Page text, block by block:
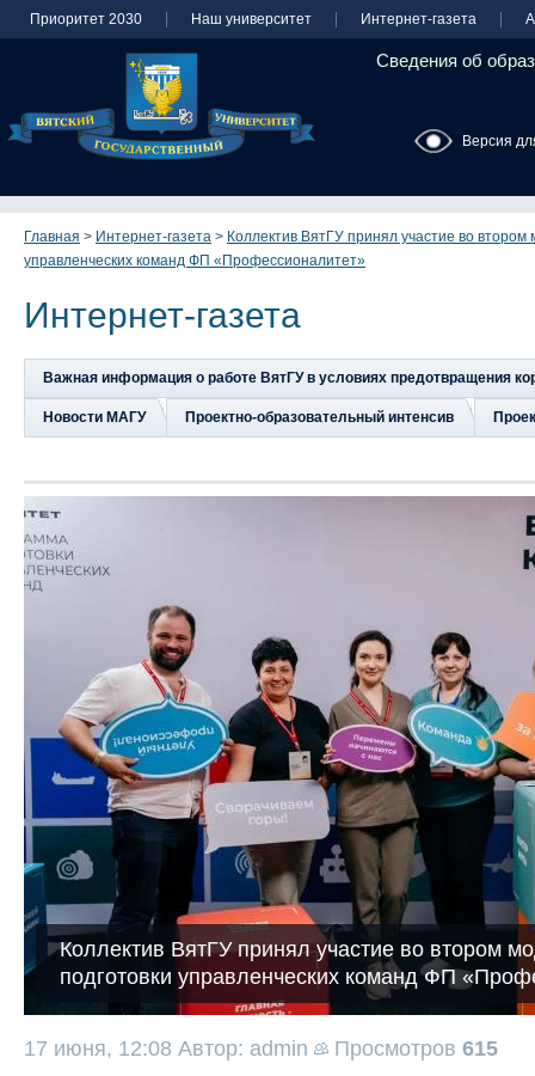
Приоритет 2030 Наш университет Интернет-газета
Сведения об
Версия
Главная > Интернет-газета > Коллектив ВятГУ принял участие во
управленческих команд ФП «Профессионалитет»
Интернет-газета
Важная информация о работе ВятГУ в условиях предотвращения
Новости МАГУ Проектно-образовательный интенсив
Коллектив ВятГУ принял участие во втором
подготовки управленческих команд ФП
17 июня, 12:08 Автор: admin Просмотров 615